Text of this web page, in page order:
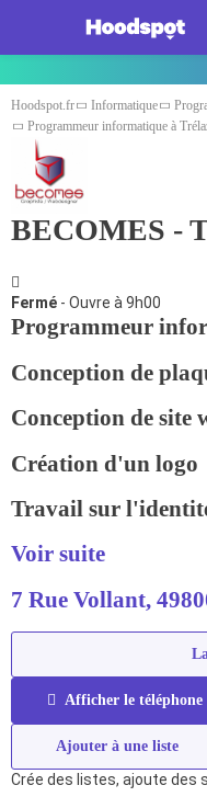
Vous êtes un
gratuitement
Hoodspot.fr Informatique
Programmeur informatique à
BECOMES -
Fermé - Ouvre à 9h00
Programmeur
Conception de
Conception de site
Création d'un logo
Travail sur
Voir suite
7 Rue Vollant,
Afficher le téléphone
Ajouter à une liste
Crée des listes, ajoute des